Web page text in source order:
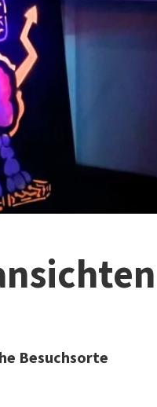
Besuchsorte